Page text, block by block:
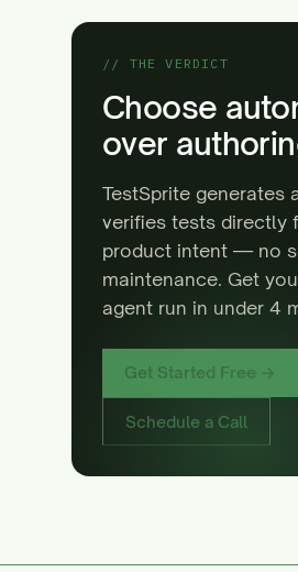
// THE VERDICT
Choose
over
TestSprite generates
verifies tests directly
product intent — no
maintenance. Get
agent run in under 4
Get Started Free →
Schedule a Call